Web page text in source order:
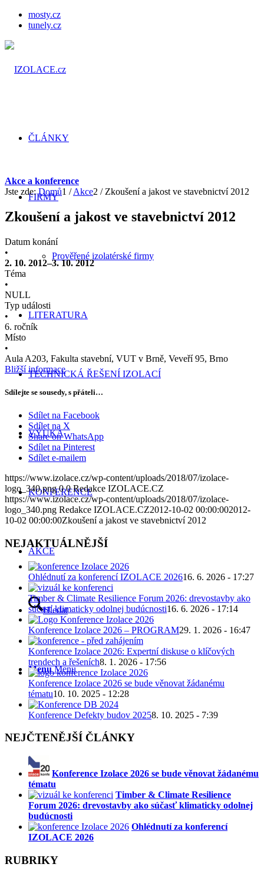
mosty.cz
tunely.cz
ČLÁNKY
FIRMY
Prověřené izolatérské firmy
LITERATURA
TECHNICKÁ ŘEŠENÍ IZOLACÍ
VÝUKA
KONFERENCE
AKCE
Hledat
Menu Menu
Akce a konference
Jste zde: Domů1 / Akce2 / Zkoušení a jakost ve stavebnictví 2012
Zkoušení a jakost ve stavebnictví 2012
Datum konání
•
2. 10. 2012–3. 10. 2012
Téma
•
NULL
Typ události
•
6. ročník
Místo
•
Aula A203, Fakulta stavební, VUT v Brně, Veveří 95, Brno
Bližší informace
Sdílejte se sousedy, s přáteli…
Sdílet na Facebook
Sdílet na X
Share on WhatsApp
Sdílet na Pinterest
Sdílet e-mailem
https://www.izolace.cz/wp-content/uploads/2018/07/izolace-
logo_340.png 0 0 Redakce IZOLACE.CZ
https://www.izolace.cz/wp-content/uploads/2018/07/izolace-
logo_340.png Redakce IZOLACE.CZ2012-10-02 00:00:002012-
10-02 00:00:00Zkoušení a jakost ve stavebnictví 2012
NEJAKTUÁLNĚJŠÍ
Ohlédnutí za konferencí IZOLACE 202616. 6. 2026 - 17:27
Timber & Climate Resilience Forum 2026: drevostavby ako
súčasť klimaticky odolnej budúcnosti16. 6. 2026 - 17:14
Konference Izolace 2026 – PROGRAM29. 1. 2026 - 16:47
Konference Izolace 2026: Expertní diskuse o klíčových
trendech a řešeních8. 1. 2026 - 17:56
Konference Izolace 2026 se bude věnovat žádanému
tématu10. 10. 2025 - 12:28
Konference Defekty budov 20258. 10. 2025 - 7:39
NEJČTENĚJŠÍ ČLÁNKY
Konference Izolace 2026 se bude věnovat žádanému
tématu
Timber & Climate Resilience
Forum 2026: drevostavby ako súčasť klimaticky odolnej
budúcnosti
Ohlédnutí za konferencí
IZOLACE 2026
RUBRIKY